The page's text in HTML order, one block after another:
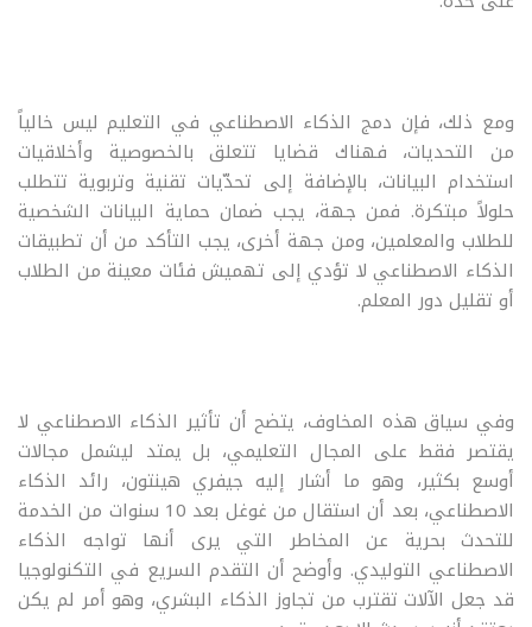
ومع ذلك، فإن دمج الذكاء الاصطناعي في التعليم ليس خالياً
من التحديات، فهناك قضايا تتعلق بالخصوصية وأخلاقيات
استخدام البيانات، بالإضافة إلى تحدّيات تقنية وتربوية تتطلب
حلولاً مبتكرة. فمن جهة، يجب ضمان حماية البيانات الشخصية
للطلاب والمعلمين، ومن جهة أخرى، يجب التأكد من أن تطبيقات
الذكاء الاصطناعي لا تؤدي إلى تهميش فئات معينة من الطلاب
أو تقليل دور المعلم.
وفي سياق هذه المخاوف، يتضح أن تأثير الذكاء الاصطناعي لا
يقتصر فقط على المجال التعليمي، بل يمتد ليشمل مجالات
أوسع بكثير، وهو ما أشار إليه جيفري هينتون، رائد الذكاء
الاصطناعي، بعد أن استقال من غوغل بعد 10 سنوات من الخدمة
للتحدث بحرية عن المخاطر التي يرى أنها تواجه الذكاء
الاصطناعي التوليدي. وأوضح أن التقدم السريع في التكنولوجيا
قد جعل الآلات تقترب من تجاوز الذكاء البشري، وهو أمر لم يكن